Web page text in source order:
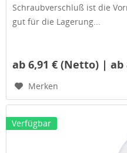
Schraubverschluß ist die
gut für die Lagerung...
ab 6,91 € (Netto) | ab
Merken
Verfügbar